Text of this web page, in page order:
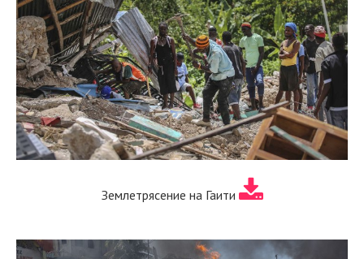
Землетрясение на Гаити